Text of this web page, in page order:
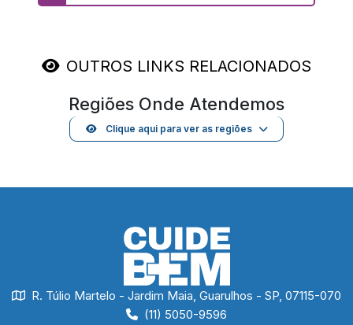
OUTROS LINKS RELACIONADOS
Regiões Onde Atendemos
Clique aqui para ver as regiões
R. Túlio Martelo - Jardim Maia, Guarulhos - SP, 07115-070
(11) 5050-9596